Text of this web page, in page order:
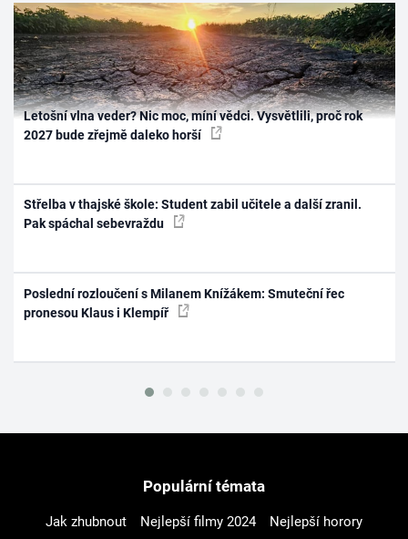
Letošní vlna veder? Nic moc, míní vědci. Vysvětlili, proč rok
2027 bude zřejmě daleko horší
Střelba v thajské škole: Student zabil učitele a další zranil.
Pak spáchal sebevraždu
Poslední rozloučení s Milanem Knížákem: Smuteční řec
pronesou Klaus i Klempíř
Populární témata
Jak zhubnout Nejlepší filmy 2024
Nejlepší horory